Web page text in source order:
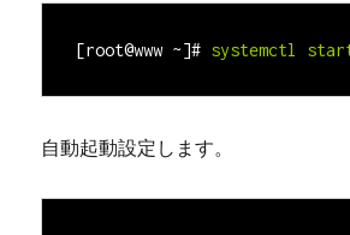
[root@www ~]# systemctl
自動起動設定します。